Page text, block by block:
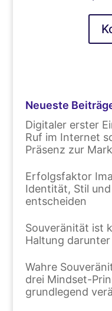
Neueste
Digitaler erster
Ruf im Internet
Präsenz zur
Erfolgsfaktor
Identität, Stil
entscheiden
Souveränität ist
Haltung darunter
Wahre
drei Mindset-
grundlegend